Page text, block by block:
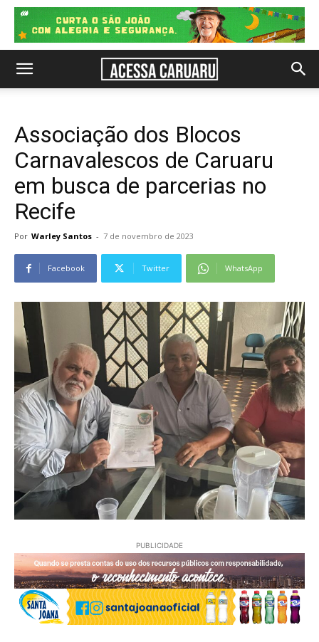
Associação dos Blocos
Carnavalescos de Caruaru
em busca de parcerias no
Recife
Por Warley Santos - 7 de novembro de 2023
Facebook Twitter WhatsApp
PUBLICIDADE